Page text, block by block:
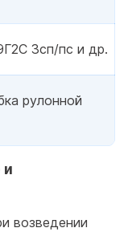
3сп/пс и др.
рулонной
и
возведении